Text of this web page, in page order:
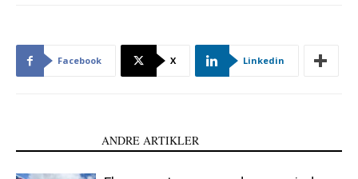
Facebook X Linkedin
ANDRE ARTIKLER